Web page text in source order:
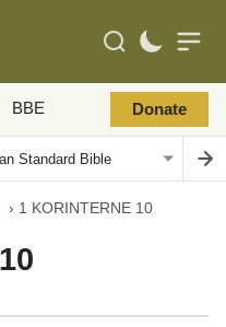
BBE Donate
› 1 KORINTERNE 10